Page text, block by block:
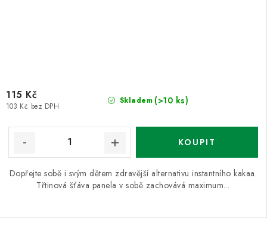
Skladem (>10 ks)
103 Kč bez DPH
115 Kč
Dopřejte sobě i svým dětem zdravější alternativu instantního kakaa.
Třtinová šťáva panela v sobě zachovává maximum...